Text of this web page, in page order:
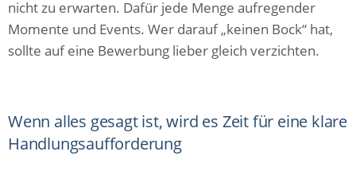
nicht zu erwarten. Dafür jede Menge aufregender
Momente und Events. Wer darauf „keinen Bock“ hat,
sollte auf eine Bewerbung lieber gleich verzichten.
Wenn alles gesagt ist, wird es Zeit für eine klare
Handlungsaufforderung